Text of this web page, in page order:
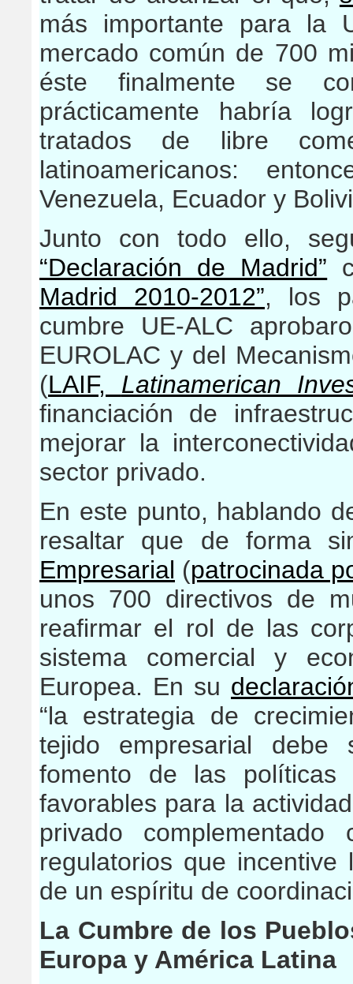
más importante para la
mercado común de 700
éste finalmente se
prácticamente habría
tratados de libre
latinoamericanos:
Venezuela, Ecuador y
Junto con todo ello,
“Declaración de Madrid”
Madrid 2010-2012”, los
cumbre UE-ALC
EUROLAC y del
(LAIF, Latinamerican
financiación de
mejorar la
sector privado.
En este punto, hablando
resaltar que de forma
Empresarial (patrocinada
unos 700 directivos de
reafirmar el rol de las
sistema comercial y
Europea. En su
“la estrategia de
tejido empresarial
fomento de las políticas
favorables para la
privado
regulatorios que
de un espíritu de
La Cumbre de los
Europa y América Latina